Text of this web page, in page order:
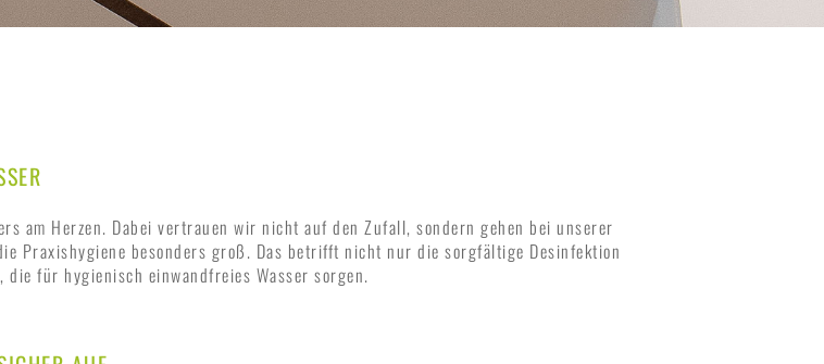
am Herzen. Dabei vertrauen wir nicht auf den Zufall, sondern gehen bei unserer
Praxishygiene besonders groß. Das betrifft nicht nur die sorgfältige Desinfektion
für hygienisch einwandfreies Wasser sorgen.